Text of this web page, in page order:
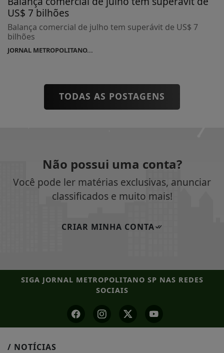
US$ 7 bilhões
Balança comercial de julho tem superávit de US$ 7
bilhões
JORNAL METROPOLITANO...
TODAS AS POSTAGENS
Não possui uma conta?
Você pode ler matérias exclusivas, anunciar
classificados e muito mais!
CRIAR MINHA CONTA
SIGA JORNAL METROPOLITANO SP NAS REDES
SOCIAIS
/ NOTÍCIAS